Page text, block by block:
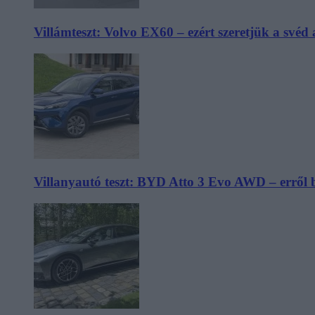
Villámteszt: Volvo EX60 – ezért szeretjük a svéd
Villanyautó teszt: BYD Atto 3 Evo AWD – erről